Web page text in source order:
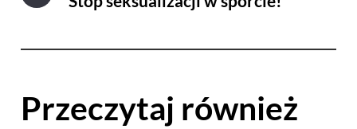
Przeczytaj również